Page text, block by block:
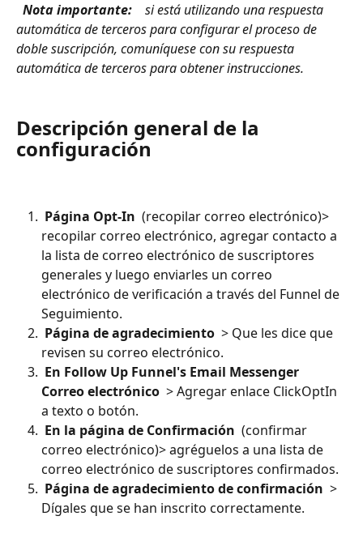
Nota importante:
si está utilizando una respuesta
automática de terceros para configurar el proceso de
doble suscripción, comuníquese con su respuesta
automática de terceros para obtener instrucciones.
Descripción general de la
configuración
Página Opt-In (recopilar correo electrónico)>
recopilar correo electrónico, agregar contacto a
la lista de correo electrónico de suscriptores
generales y luego enviarles un correo
electrónico de verificación a través del Funnel de
Seguimiento.
Página de agradecimiento > Que les dice que
revisen su correo electrónico.
Correo electrónico > Agregar enlace ClickOptIn
a texto o botón.
En la página de Confirmación (confirmar
correo electrónico)> agréguelos a una lista de
correo electrónico de suscriptores confirmados.
Página de agradecimiento de confirmación >
Dígales que se han inscrito correctamente.